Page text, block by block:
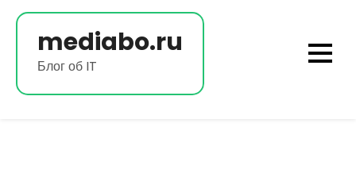
Перейти
содержимомуmediabo.ru
Блог об IT